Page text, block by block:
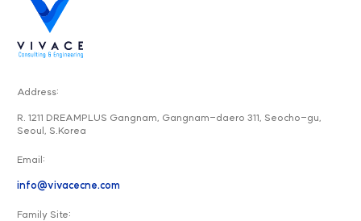
Address:
R. 1211 DREAMPLUS Gangnam, Gangnam-daero 311, Seocho-gu,
Seoul, S.Korea
Email:
info@vivacecne.com
Family Site: